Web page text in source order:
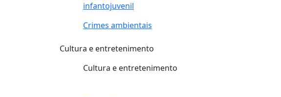
infantojuvenil
Crimes ambientais
Cultura e entretenimento
Cultura e entretenimento